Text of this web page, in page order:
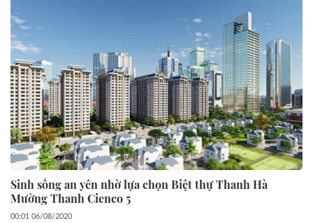
thế hệ đi trước. Để đáp lại những công ơn của cha ông, tổ
tiên thì văn hóa thờ tổ tiên đã trở thành một nét đẹp tín
ngưỡng của người Việt Nam.
Sinh sống an yên nhờ lựa chọn Biệt thự Thanh Hà
Mường Thanh Cienco 5
00:01 06/08/2020